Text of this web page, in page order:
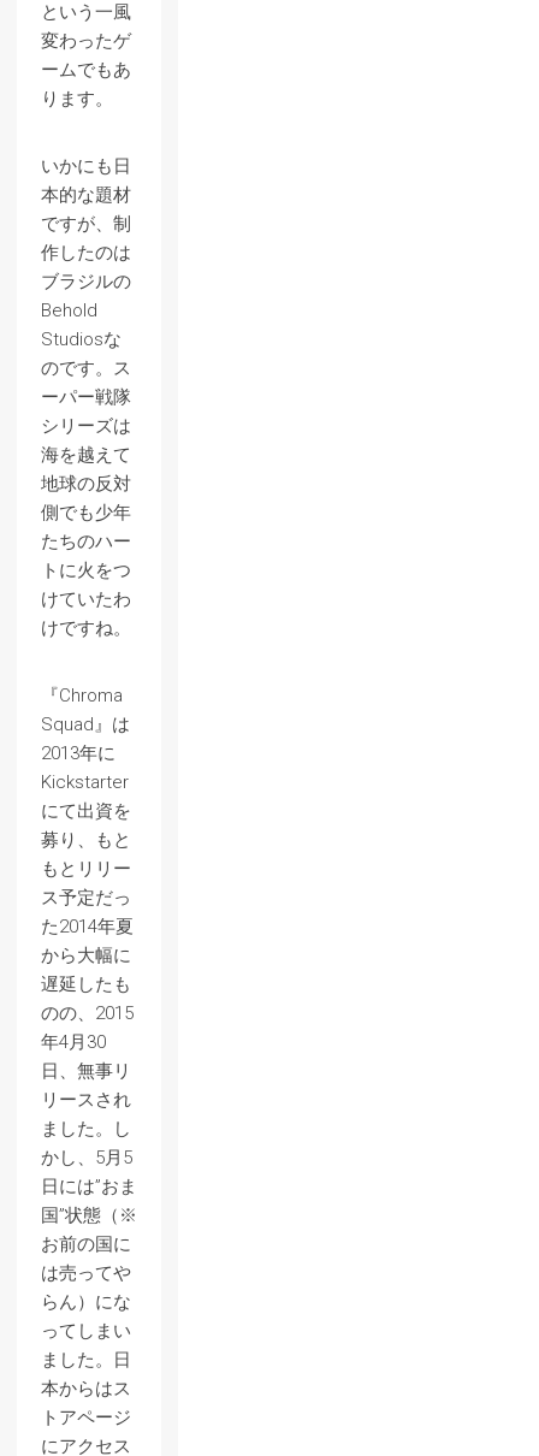
という一風
変わったゲ
ームでもあ
ります。
いかにも日
本的な題材
ですが、制
作したのは
ブラジルの
Behold
Studiosな
のです。ス
ーパー戦隊
シリーズは
海を越えて
地球の反対
側でも少年
たちのハー
トに火をつ
けていたわ
けですね。
『Chroma
Squad』は
2013年に
Kickstarter
にて出資を
募り、もと
もとリリー
ス予定だっ
た2014年夏
から大幅に
遅延したも
のの、2015
年4月30
日、無事リ
リースされ
ました。し
かし、5月5
日には”おま
国”状態（※
お前の国に
は売ってや
らん）にな
ってしまい
ました。日
本からはス
トアページ
にアクセス